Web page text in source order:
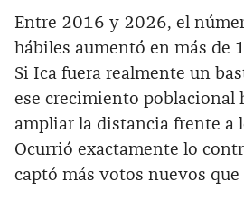
Entre 2016 y 2026, el
hábiles aumentó en más de
Si Ica fuera realmente un
ese crecimiento poblacional
ampliar la distancia frente a
Ocurrió exactamente lo
captó más votos nuevos que